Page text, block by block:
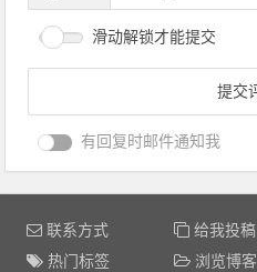
滑动解锁才能提交
有回复时邮件通知我
联系方式 给我投稿
热门标签
浏览博客